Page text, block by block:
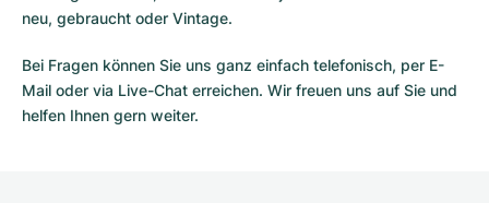
neu, gebraucht oder Vintage.
Bei Fragen können Sie uns ganz einfach telefonisch, per E-
Mail oder via Live-Chat erreichen. Wir freuen uns auf Sie und
helfen Ihnen gern weiter.